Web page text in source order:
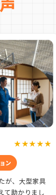
★★★★★
ン
が、大型家具
て助かりまし